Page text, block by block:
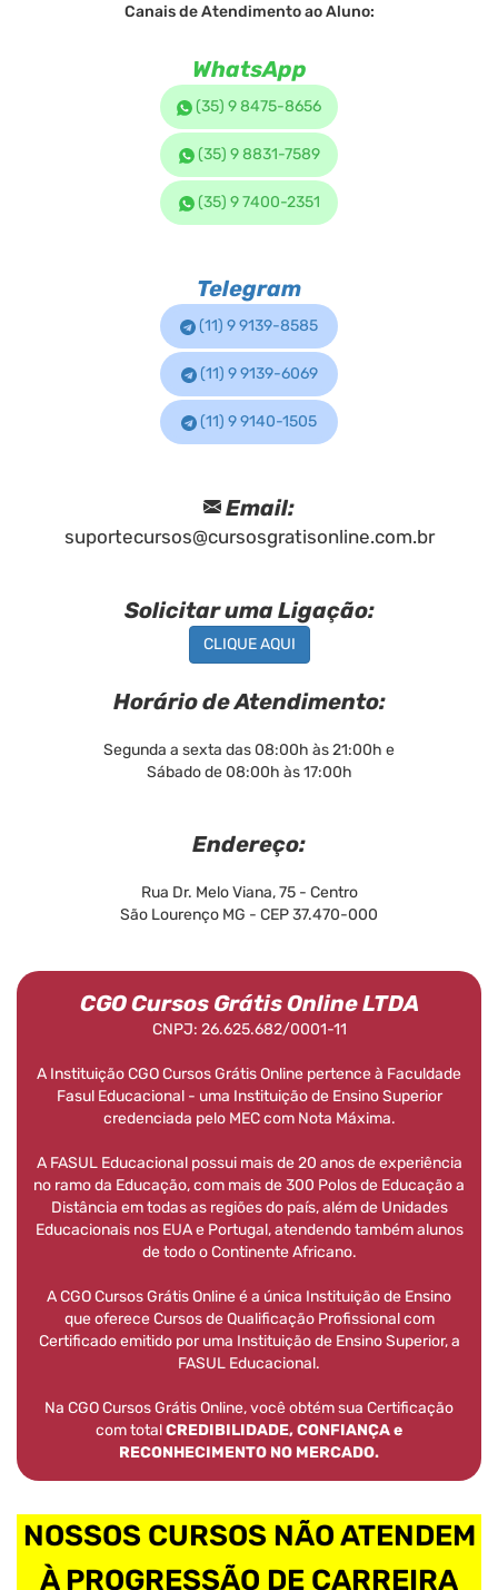
Canais de Atendimento ao Aluno:
WhatsApp
(35) 9 8475-8656
(35) 9 8831-7589
(35) 9 7400-2351
Telegram
(11) 9 9139-8585
(11) 9 9139-6069
(11) 9 9140-1505
Email:
suportecursos@cursosgratisonline.com.br
Solicitar uma Ligação:
CLIQUE AQUI
Horário de Atendimento:
Segunda a sexta das 08:00h às 21:00h e
Sábado de 08:00h às 17:00h
Endereço:
Rua Dr. Melo Viana, 75 - Centro
São Lourenço MG - CEP 37.470-000
CGO Cursos Grátis Online LTDA
CNPJ: 26.625.682/0001-11
A Instituição CGO Cursos Grátis Online pertence à Faculdade
Fasul Educacional - uma Instituição de Ensino Superior
credenciada pelo MEC com Nota Máxima.
A FASUL Educacional possui mais de 20 anos de experiência
no ramo da Educação, com mais de 300 Polos de Educação a
Distância em todas as regiões do país, além de Unidades
Educacionais nos EUA e Portugal, atendendo também alunos
de todo o Continente Africano.
A CGO Cursos Grátis Online é a única Instituição de Ensino
que oferece Cursos de Qualificação Profissional com
Certificado emitido por uma Instituição de Ensino Superior, a
FASUL Educacional.
Na CGO Cursos Grátis Online, você obtém sua Certificação
com totalCREDIBILIDADE, CONFIANÇA e
RECONHECIMENTO NO MERCADO.
NOSSOS CURSOS NÃO ATENDEM
À PROGRESSÃO DE CARREIRA